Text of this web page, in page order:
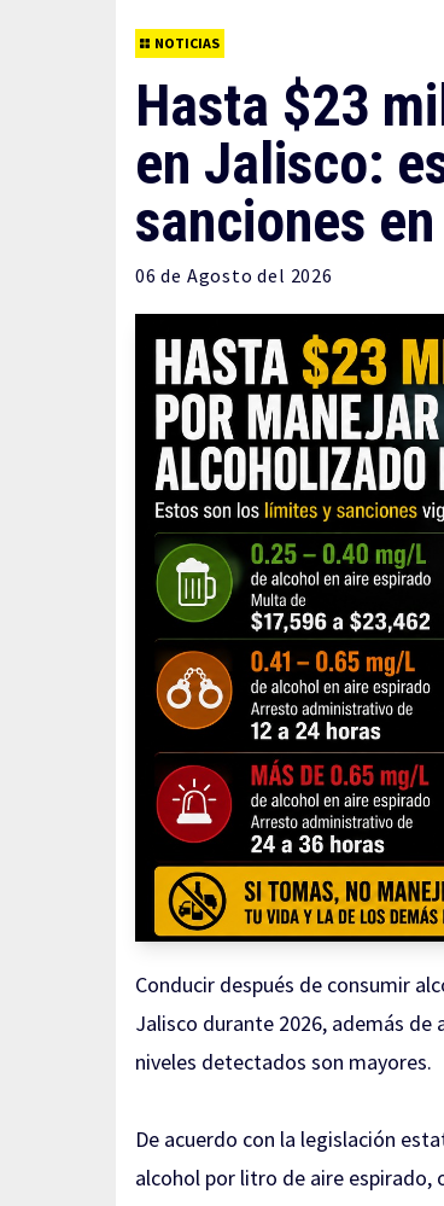
NOTICIAS
Hasta $23
en Jalisco:
sanciones
06 de Agosto del 2026
Conducir después de consumir
Jalisco durante 2026, además
niveles detectados son mayores.
De acuerdo con la legislación
alcohol por litro de aire espirado,